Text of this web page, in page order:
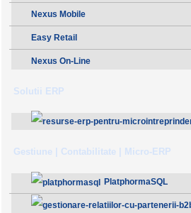
Nexus Mobile
Easy Retail
Nexus On-Line
Solutii ERP
Gestiune | Contabilitate | Micro-ERP
PlatphormaSQL